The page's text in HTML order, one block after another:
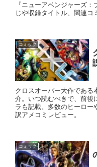
『ニューアベンジャーズ
じや収録タイトル、関連コ
コミック
クロスオーバー大作である
介。いつ読むべきで、前後
ラも記載。多数のヒーロー
訳アメコミレビュー。
コミック